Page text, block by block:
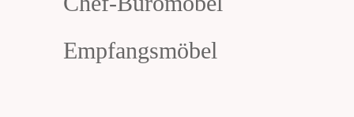
Empfangsmöbel